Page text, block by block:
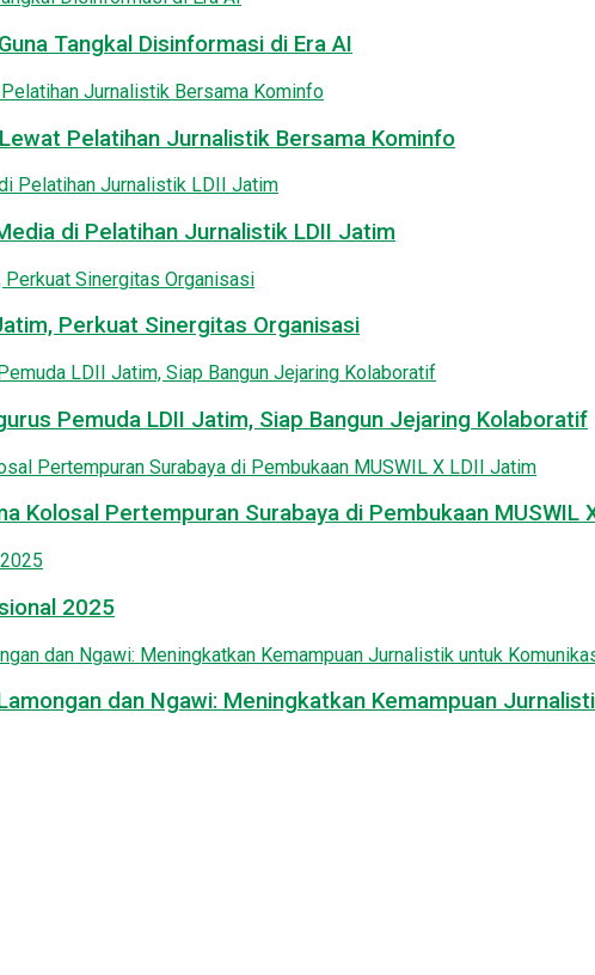
Tangkal Disinformasi di Era AI
Pelatihan Jurnalistik Bersama Kominfo
di Pelatihan Jurnalistik LDII Jatim
Perkuat Sinergitas Organisasi
Pemuda LDII Jatim, Siap Bangun Jejaring Kolaboratif
Kolosal Pertempuran Surabaya di Pembukaan MUSWIL
2025
dan Ngawi: Meningkatkan Kemampuan